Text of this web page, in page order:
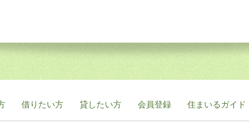
借りたい方 貸したい方 会員登録 住まいるガイド